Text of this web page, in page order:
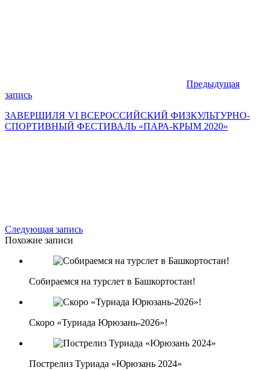
Предыдущая
запись
ЗАВЕРШИЛЯ VI ВСЕРОССИЙСКИЙ ФИЗКУЛЬТУРНО-
СПОРТИВНЫЙ ФЕСТИВАЛЬ «ПАРА-КРЫМ 2020»
Следующая запись
Похожие записи
Собираемся на турслет в Башкортостан!
Скоро «Туриада Юрюзань-2026»!
Пострелиз Туриада «Юрюзань 2024»